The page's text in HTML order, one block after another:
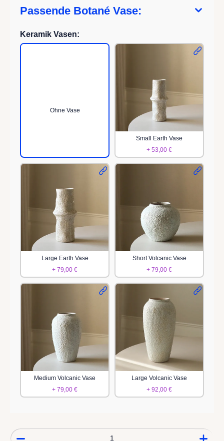
Passende Botané Vase:
Keramik Vasen:
Ohne Vase
Small Earth Vase
+ 53,00 €
Large Earth Vase
+ 79,00 €
Short Volcanic Vase
+ 79,00 €
Medium Volcanic Vase
+ 79,00 €
Large Volcanic Vase
+ 92,00 €